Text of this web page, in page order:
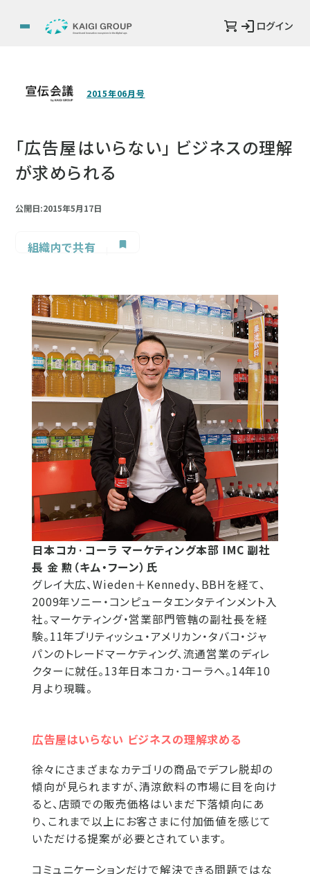
ログイン
2015年06月号
「広告屋はいらない」 ビジネスの理解
が求められる
公開日:2015年5月17日
組織内で共有
日本コカ·コーラ マーケティング本部 IMC 副社
長 金 勲（キム・フーン）氏
グレイ大広、Wieden＋Kennedy、BBHを経て、
2009年ソニー・コンピュータエンタテインメント入
社。マーケティング・営業部門管轄の副社長を経
験。11年ブリティッシュ・アメリカン・タバコ・ジャ
パンのトレードマーケティング、流通営業のディレ
クターに就任。13年日本コカ･コーラへ。14年10
月より現職。
広告屋はいらない ビジネスの理解求める
徐々にさまざまなカテゴリの商品でデフレ脱却の
傾向が見られますが、清涼飲料の市場に目を向け
ると、店頭での販売価格はいまだ下落傾向にあ
り、これまで以上にお客さまに付加価値を感じて
いただける提案が必要とされています。
コミュニケーションだけで解決できる問題ではな